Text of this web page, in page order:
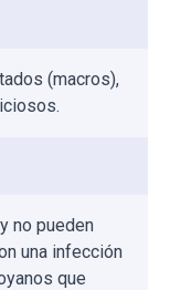
(macros),
no pueden
una infección
que